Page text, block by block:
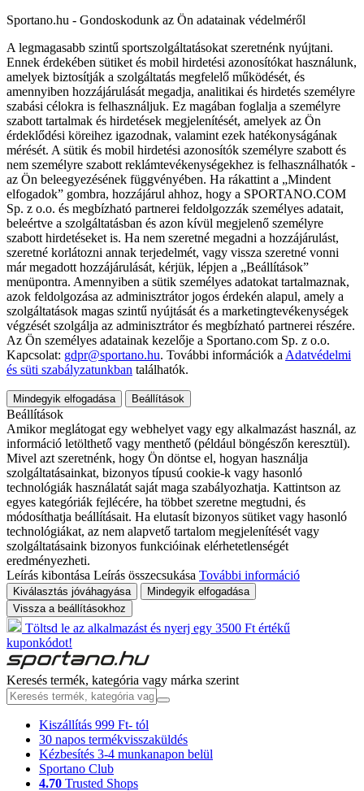
Sportano.hu - Gondoskodunk az Ön adatainak védelméről
A legmagasabb szintű sportszolgáltatásokat szeretnénk nyújtani.
Ennek érdekében sütiket és mobil hirdetési azonosítókat használunk,
amelyek biztosítják a szolgáltatás megfelelő működését, és
amennyiben hozzájárulását megadja, analitikai és hirdetés személyre
szabási célokra is felhasználjuk. Ez magában foglalja a személyre
szabott tartalmak és hirdetések megjelenítését, amelyek az Ön
érdeklődési köreihez igazodnak, valamint ezek hatékonyságának
mérését. A sütik és mobil hirdetési azonosítók személyre szabott és
nem személyre szabott reklámtevékenységekhez is felhasználhatók -
az Ön beleegyezésének függvényében. Ha rákattint a „Mindent
elfogadok” gombra, hozzájárul ahhoz, hogy a SPORTANO.COM
Sp. z o.o. és megbízható partnerei feldolgozzák személyes adatait,
beleértve a szolgáltatásban és azon kívül megjelenő személyre
szabott hirdetéseket is. Ha nem szeretné megadni a hozzájárulást,
szeretné korlátozni annak terjedelmét, vagy vissza szeretné vonni
már megadott hozzájárulását, kérjük, lépjen a „Beállítások”
menüpontra. Amennyiben a sütik személyes adatokat tartalmaznak,
azok feldolgozása az adminisztrátor jogos érdekén alapul, amely a
szolgáltatások magas szintű nyújtását és a marketingtevékenységek
végzését szolgálja az adminisztrátor és megbízható partnerei részére.
Az Ön személyes adatainak kezelője a Sportano.com Sp. z o.o.
Kapcsolat: gdpr@sportano.hu. További információk a Adatvédelmi
és süti szabályzatunkban találhatók.
Mindegyik elfogadása Beállítások
Beállítások
Amikor meglátogat egy webhelyet vagy egy alkalmazást használ, az
információ letölthető vagy menthető (például böngészőn keresztül).
Mivel azt szeretnénk, hogy Ön döntse el, hogyan használja
szolgáltatásainkat, bizonyos típusú cookie-k vagy hasonló
technológiák használatát saját maga szabályozhatja. Kattintson az
egyes kategóriák fejlécére, ha többet szeretne megtudni, és
módosíthatja beállításait. Ha elutasít bizonyos sütiket vagy hasonló
technológiákat, az nem alapvető tartalom megjelenítését vagy
szolgáltatásaink bizonyos funkcióinak elérhetetlenségét
eredményezheti.
Leírás kibontása Leírás összecsukása További információ
Kiválasztás jóváhagyása
Mindegyik elfogadása
Vissza a beállításokhoz
Töltsd le az alkalmazást és nyerj egy 3500 Ft értékű
kuponkódot!
Keresés termék, kategória vagy márka szerint
Kiszállítás 999 Ft- tól
30 napos termékvisszaküldés
Kézbesítés 3-4 munkanapon belül
Sportano Club
4.70 Trusted Shops